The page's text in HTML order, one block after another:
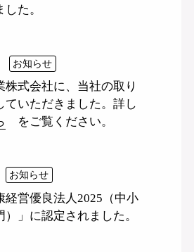
た。
お知らせ
株式会社に、当社の取り
ていただきました。詳し
をご覧ください。
お知らせ
経営優良法人2025（中小
」に認定されました。